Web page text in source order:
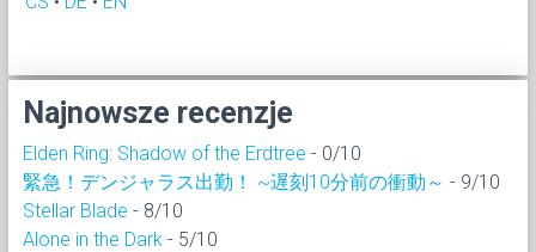
Najnowsze recenzje
Elden Ring: Shadow of the Erdtree - 0/10
緊急！デンジャラス出勤！ ~遅刻10分前の衝動～ - 9/10
Stellar Blade - 8/10
Alone in the Dark - 5/10